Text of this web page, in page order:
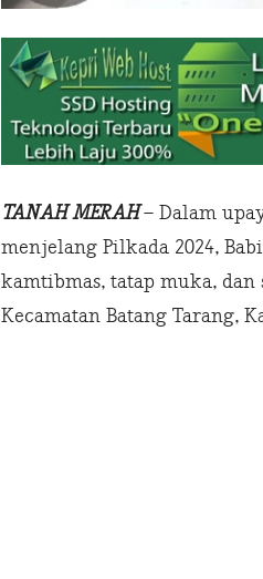
TANAH MERAH– Dalam
menjelang Pilkada 2024,
kamtibmas, tatap muka, dan
Kecamatan Batang Tarang,